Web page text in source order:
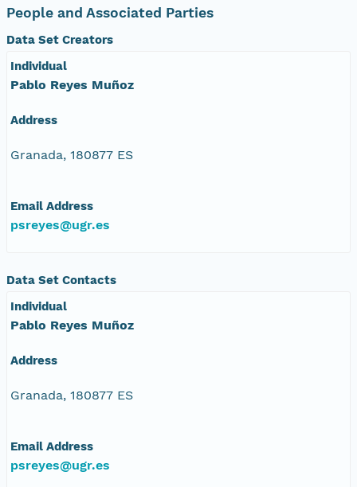
People and Associated Parties
Data Set Creators
Individual
Pablo Reyes Muñoz
Address
Granada, 180877 ES
Email Address
psreyes@ugr.es
Data Set Contacts
Individual
Pablo Reyes Muñoz
Address
Granada, 180877 ES
Email Address
psreyes@ugr.es